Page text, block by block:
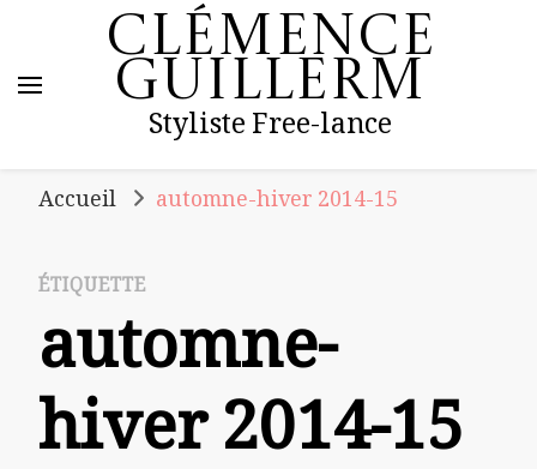
Clémence
Guillerm
Styliste Free-lance
Accueil automne-hiver 2014-15
ÉTIQUETTE
automne-
hiver 2014-15